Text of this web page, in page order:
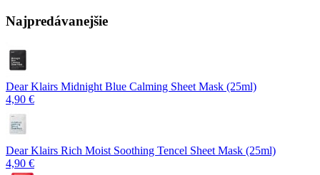
Najpredávanejšie
Dear Klairs Midnight Blue Calming Sheet Mask (25ml)
4,90 €
Dear Klairs Rich Moist Soothing Tencel Sheet Mask (25ml)
4,90 €